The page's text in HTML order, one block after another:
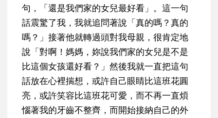
句，「還是我們家的女兒最好看」。這一句
話震驚了我，我就追問著說「真的嗎？真的
嗎？」接著他就轉過頭對我母親，很肯定地
說「對啊！媽媽，妳說我們家的女兒是不是
比這個女孩還好看？」然後我就一直把這句
話放在心裡揣想，或許自己眼睛比這班花圓
亮，或許笑容比這班花可愛，而不再一直煩
惱著我的牙齒不整齊，而開始接納自己的外